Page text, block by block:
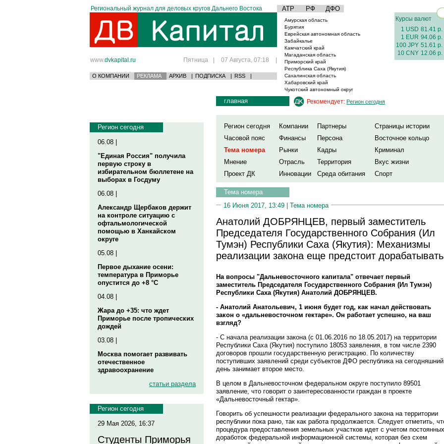
Региональный журнал для деловых кругов Дальнего Востока АТР РФ ДФО
www.dvkapital.ru Пятница | 07 Августа, 07:18 |
О КОМПАНИИ РЕКЛАМА АРХИВ | ПОДПИСКА | RSS |
Амурская область
Бурятия
Еврейская автономная область
Забайкалье
Камчатский край
Магаданская область
Приморский край
Республика Саха (Якутия)
Сахалинская область
Хабаровский край
Чукотский автономный округ
Курсы валют
1 USD 81.41 р.
1 EUR 94.06 р.
100 JPY 51.61 р.
10 CNY 12.06 р.
Регион сегодня
06.08 |
"Единая Россия" получила
первую строку в
избирательном бюллетене на
выборах в Госдуму
06.08 |
Александр Щербаков держит
на контроле ситуацию с
офтальмологической
помощью в Ханкайском
округе
05.08 |
Первое дыхание осени:
температура в Приморье
опустится до +8 °C
04.08 |
Жара до +35: что ждет
Приморье после тропических
дождей
03.08 |
Москва помогает развивать
отечественное
здравоохранение
статьи раздела
Регион сегодня
29 Мая 2026, 16:37
Студенты Приморья
главная Рекомендует: Регион сегодня
Регион сегодня Компании Партнеры
Страницы истории
Часовой пояс
Финансы Персона
Восточное кольцо
Тема номера
Рынки Кадры
Криминал
Мнение
Отрасль Территория
Вкус жизни
Проект ДК
Инновации Среда обитания Спорт
Тема номера
16 Июня 2017, 13:49 | Тема номера
Анатолий ДОБРЯНЦЕВ, первый заместитель
Председателя Государственного Собрания (Ил
Тумэн) Республики Саха (Якутия): Механизмы
реализации закона еще предстоит дорабатывать
На вопросы "Дальневосточного капитала" отвечает первый
заместитель Председателя Государственного Собрания (Ил Тумэн)
Республики Саха (Якутия) Анатолий ДОБРЯНЦЕВ.
- Анатолий Анатольевич, 1 июня будет год, как начал действовать
закон о «дальневосточном гектаре». Он работает успешно, на ваш
взгляд?
- С начала реализации закона (с 01.06.2016 по 18.05.2017) на территории
Республики Саха (Якутия) поступило 18053 заявления, в том числе 2390
договоров прошли государственную регистрацию. По количеству
поступивших заявлений среди субъектов ДФО республика на сегодняшний
день занимает второе место.
В целом в Дальневосточном федеральном округе поступило 89501
заявление, что говорит о заинтересованности граждан в проекте
«Дальневосточный гектар».
Говорить об успешности реализации федерального закона на территории
республики пока рано, так как работа продолжается. Следует отметить,
процедура предоставления земельных участков идет с учетом постоянных
доработок федеральной информационной системы, которая без схем